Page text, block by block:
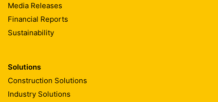
Media Releases
Financial Reports
Sustainability
Solutions
Construction Solutions
Industry Solutions